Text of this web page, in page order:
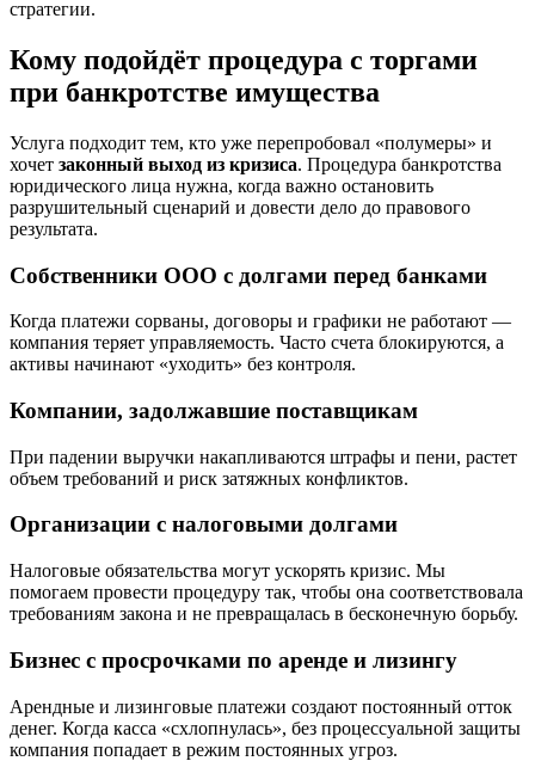
стратегии.
Кому подойдёт процедура с торгами
при банкротстве имущества
Услуга подходит тем, кто уже перепробовал «полумеры» и
хочет законный выход из кризиса. Процедура банкротства
юридического лица нужна, когда важно остановить
разрушительный сценарий и довести дело до правового
результата.
Собственники ООО с долгами перед банками
Когда платежи сорваны, договоры и графики не работают —
компания теряет управляемость. Часто счета блокируются, а
активы начинают «уходить» без контроля.
Компании, задолжавшие поставщикам
При падении выручки накапливаются штрафы и пени, растет
объем требований и риск затяжных конфликтов.
Организации с налоговыми долгами
Налоговые обязательства могут ускорять кризис. Мы
помогаем провести процедуру так, чтобы она соответствовала
требованиям закона и не превращалась в бесконечную борьбу.
Бизнес с просрочками по аренде и лизингу
Арендные и лизинговые платежи создают постоянный отток
денег. Когда касса «схлопнулась», без процессуальной защиты
компания попадает в режим постоянных угроз.